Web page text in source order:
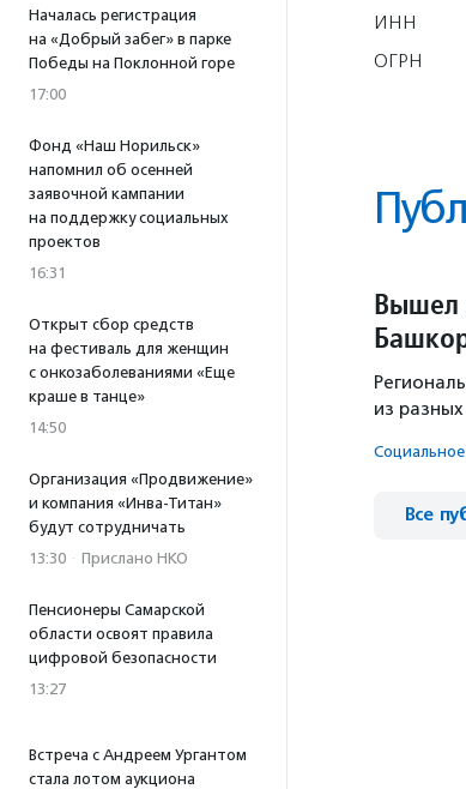
Началась регистрация
на «Добрый забег» в парке
Победы на Поклонной горе
17:00
Фонд «Наш Норильск»
напомнил об осенней
заявочной кампании
на поддержку социальных
проектов
16:31
Открыт сбор средств
на фестиваль для женщин
с онкозаболеваниями «Еще
краше в танце»
14:50
Организация «Продвижение»
и компания «Инва-Титан»
будут сотрудничать
13:30 · Прислано НКО
Пенсионеры Самарской
области освоят правила
цифровой безопасности
13:27
Встреча с Андреем Ургантом
стала лотом аукциона
ИНН
ОГРН
Вышел
из
Все